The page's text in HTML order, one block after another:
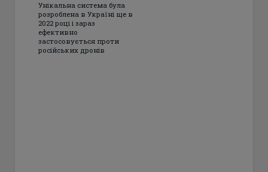
Унікальна система була
розроблена в Україні ще в
2022 році і зараз
ефективно
застосовується проти
російських дронів